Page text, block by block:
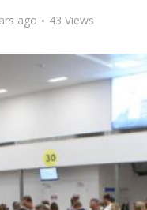
ago 43 Views